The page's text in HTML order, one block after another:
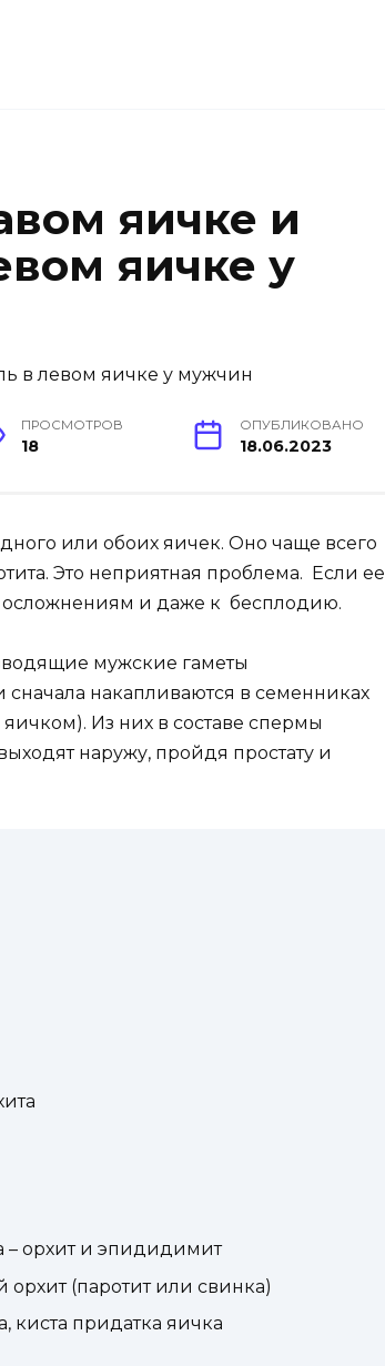
яичке и
яичке у
ПРОСМОТРОВ
18
ОПУБЛИКОВАНО
18.06.2023
или обоих яичек. Оно чаще всего
Это неприятная проблема. Если ее
осложнениям и даже к бесплодию.
мужские гаметы
накапливаются в семенниках
Из них в составе спермы
наружу, пройдя простату и
– орхит и эпидидимит
(паротит или свинка)
киста придатка яичка